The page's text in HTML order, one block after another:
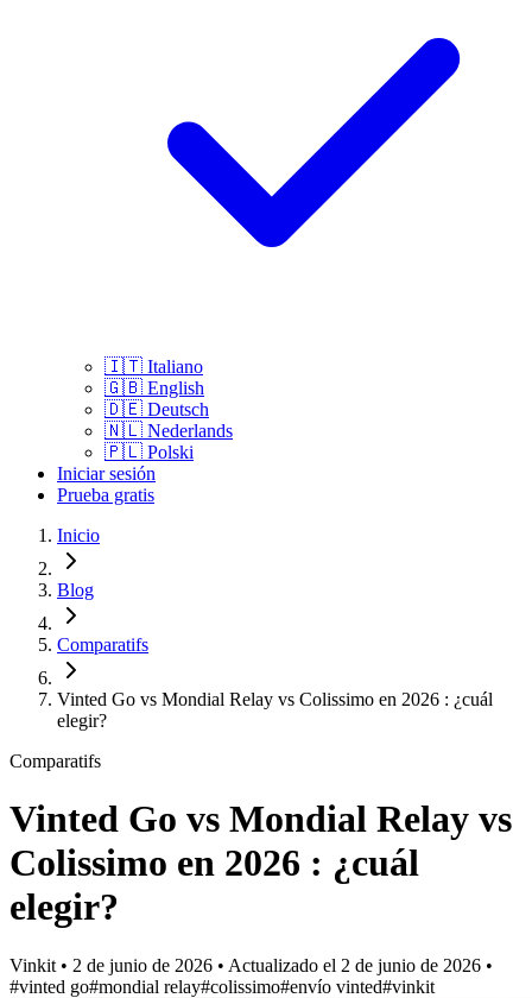
🇮🇹 Italiano
🇬🇧 English
🇩🇪 Deutsch
🇳🇱 Nederlands
🇵🇱 Polski
Iniciar sesión
Prueba gratis
Inicio
Blog
Comparatifs
Vinted Go vs Mondial Relay vs Colissimo en 2026 : ¿cuál
elegir?
Comparatifs
Vinted Go vs Mondial Relay vs
Colissimo en 2026 : ¿cuál
elegir?
Vinkit • 2 de junio de 2026 • Actualizado el 2 de junio de 2026 •
#vinted go#mondial relay#colissimo#envío vinted#vinkit